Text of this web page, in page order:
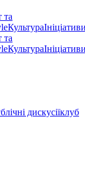
та
Культура
та
Культура
дискусіїклуб